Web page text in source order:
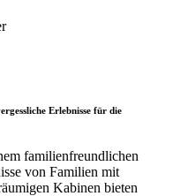
Erlebnisse für die
familienfreundlichen
von Familien mit
Kabinen bieten